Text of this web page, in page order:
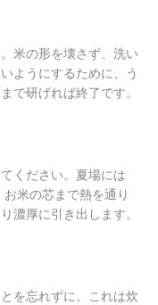
米の形を壊さず、洗い
ようにするために、う
で研げれば終了です。
ください。夏場には
米の芯まで熱を通り
濃厚に引き出します。
を忘れずに。これは炊